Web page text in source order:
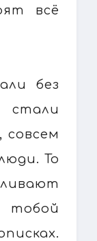
всё
без
То